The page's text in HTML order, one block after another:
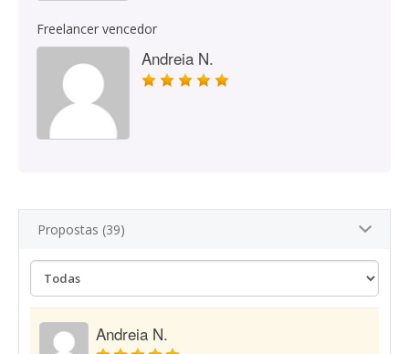
Freelancer vencedor
Andreia N.
Propostas (39)
Andreia N.